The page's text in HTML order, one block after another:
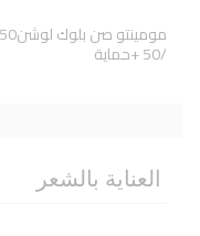
/50 +حماية
العناية بالشعر